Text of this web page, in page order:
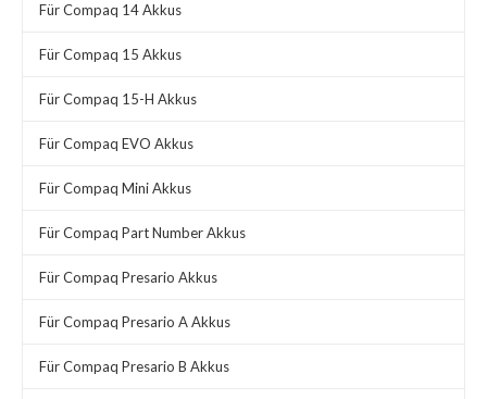
Für Compaq 14 Akkus
Für Compaq 15 Akkus
Für Compaq 15-H Akkus
Für Compaq EVO Akkus
Für Compaq Mini Akkus
Für Compaq Part Number Akkus
Für Compaq Presario Akkus
Für Compaq Presario A Akkus
Für Compaq Presario B Akkus